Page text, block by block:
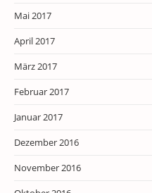
Mai 2017
April 2017
März 2017
Februar 2017
Januar 2017
Dezember 2016
November 2016